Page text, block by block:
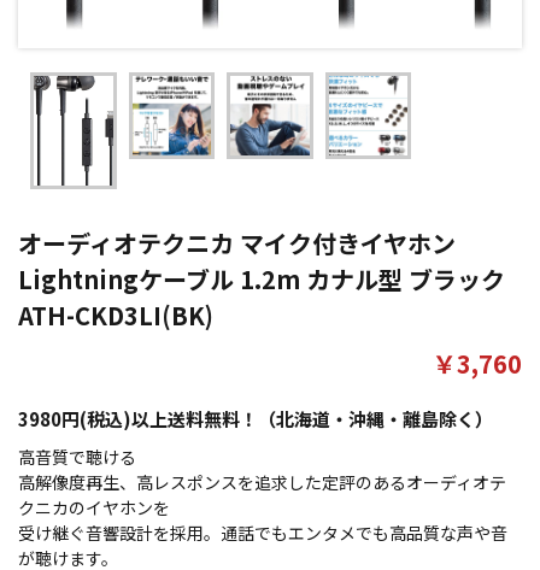
オーディオテクニカ マイク付きイヤホン
Lightningケーブル 1.2m カナル型 ブラック
ATH-CKD3LI(BK)
3980円(税込)以上送料無料！（北海道・沖縄・離島除く）
￥3,760
高音質で聴ける
高解像度再生、高レスポンスを追求した定評のあるオーディオテ
クニカのイヤホンを
受け継ぐ音響設計を採用。通話でもエンタメでも高品質な声や音
が聴けます。